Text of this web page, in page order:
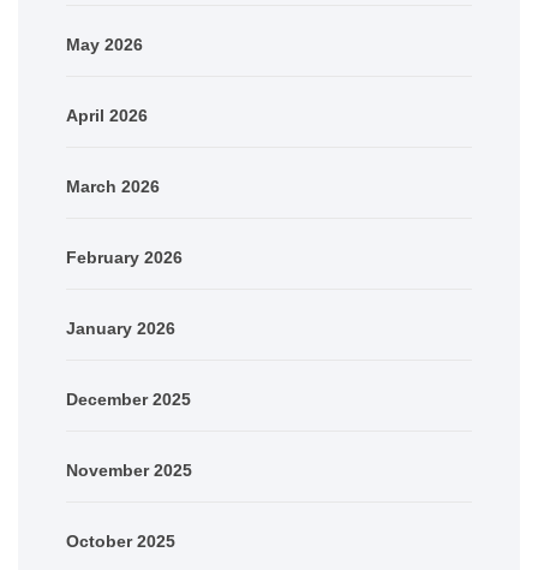
May 2026
April 2026
March 2026
February 2026
January 2026
December 2025
November 2025
October 2025